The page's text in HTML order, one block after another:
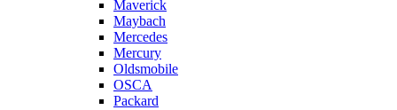
Maverick
Maybach
Mercedes
Mercury
Oldsmobile
OSCA
Packard